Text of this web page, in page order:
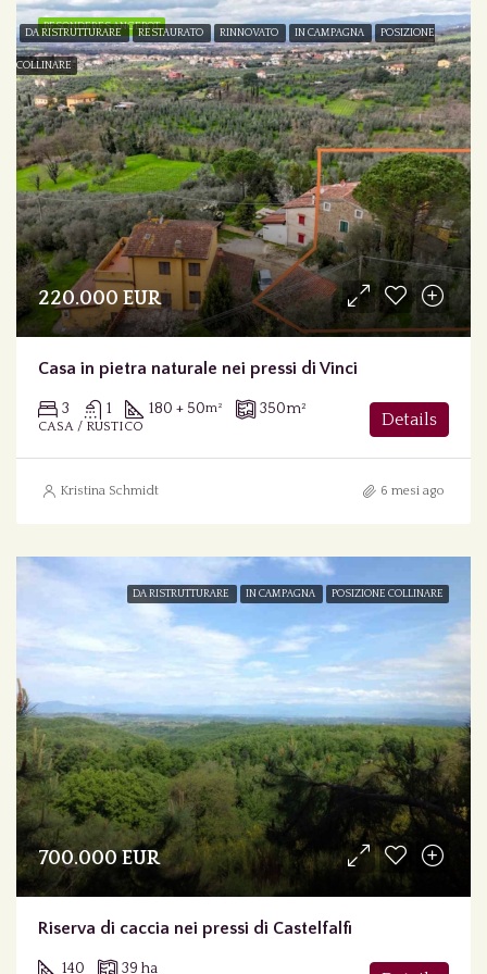
BESONDERES ANGEBOT
DA RISTRUTTURARE RESTAURATO RINNOVATO IN CAMPAGNA POSIZIONE
COLLINARE
220.000 EUR
Casa in pietra naturale nei pressi di Vinci
3 1 180 + 50m² 350m²
CASA / RUSTICO Details
Kristina Schmidt 6 mesi ago
DA RISTRUTTURARE IN CAMPAGNA POSIZIONE COLLINARE
700.000 EUR
Riserva di caccia nei pressi di Castelfalfi
140 39 ha